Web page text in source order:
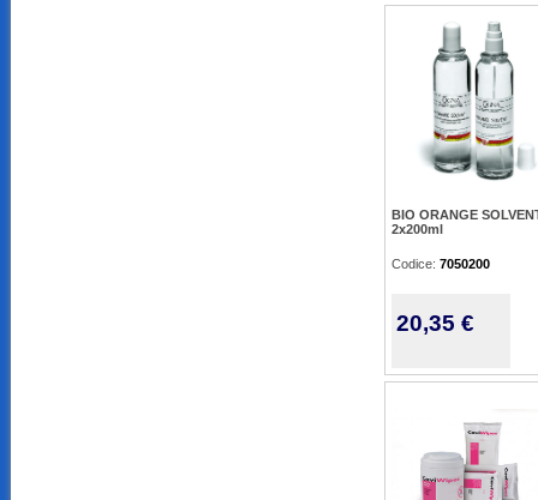
BIO ORANGE
2x200ml
Codice: 7050200
20,35 €